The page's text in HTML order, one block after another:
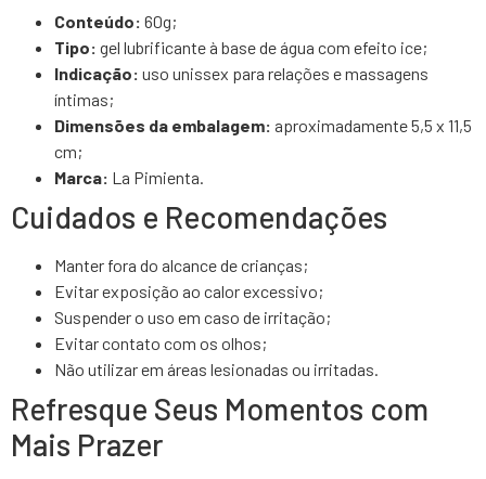
Conteúdo: 60g;
Tipo: gel lubrificante à base de água com efeito ice;
Indicação: uso unissex para relações e massagens
íntimas;
Dimensões da embalagem: aproximadamente 5,5 x 11,5
cm;
Marca: La Pimienta.
Cuidados e Recomendações
Manter fora do alcance de crianças;
Evitar exposição ao calor excessivo;
Suspender o uso em caso de irritação;
Evitar contato com os olhos;
Não utilizar em áreas lesionadas ou irritadas.
Refresque Seus Momentos com
Mais Prazer